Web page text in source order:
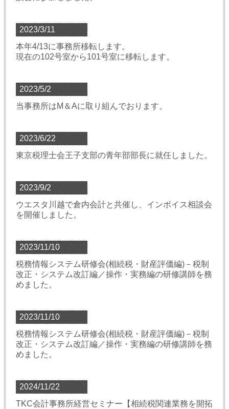
2023/3/11
本年4/13に事務所移転します。
現在の102号室から101号室に移転します。
2023/5/2
当事務所はM＆Aに取り組んでおります。
2023/6/22
東京税理士会王子支部の青年部部長に就任しました。
2023/9/2
ウエスタ川越で倉内会計と共催し、インボイス相談会
を開催しました。
2023/11/10
税務情報システム研修会(相続税・財産評価編)－税制
改正・システム改訂編／操作・実務編の研修講師を務
めました。
2023/11/10
税務情報システム研修会(相続税・財産評価編)－税制
改正・システム改訂編／操作・実務編の研修講師を務
めました。
2024/11/22
TKC会計事務所経営セミナー【相続税関連業務を開拓